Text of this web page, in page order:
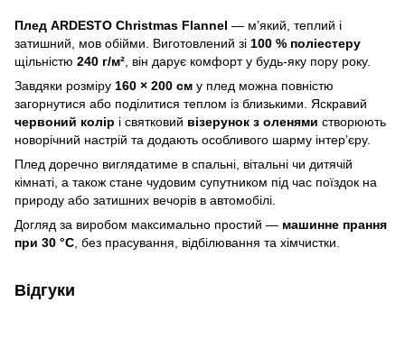
Плед ARDESTO Christmas Flannel — м’який, теплий і
затишний, мов обійми. Виготовлений зі 100 % поліестеру
щільністю 240 г/м² , він дарує комфорт у будь-яку пору року.
Завдяки розміру 160 × 200 см у плед можна повністю
загорнутися або поділитися теплом із близькими. Яскравий
червоний колір і святковий візерунок з оленями створюють
новорічний настрій та додають особливого шарму інтер’єру.
Плед доречно виглядатиме в спальні, вітальні чи дитячій
кімнаті, а також стане чудовим супутником під час поїздок на
природу або затишних вечорів в автомобілі.
Догляд за виробом максимально простий — машинне прання
при 30 °C , без прасування, відбілювання та хімчистки.
Відгуки